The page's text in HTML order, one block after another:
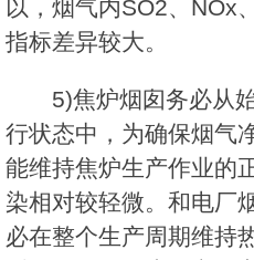
以，烟气内SO2、NOx
指标差异较大。
5)焦炉烟囱务必从
行状态中，为确保烟气
能维持焦炉生产作业的
染相对较轻微。和电厂
必在整个生产周期维持